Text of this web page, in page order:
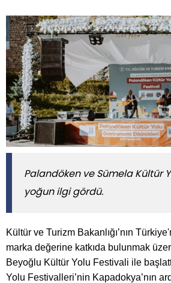
Palandöken ve Sümela Kültür
yoğun ilgi gördü.
Kültür ve Turizm Bakanlığı’nın
marka değerine katkıda bulunmak
Beyoğlu Kültür Yolu Festivali ile
Yolu Festivalleri’nin Kapadokya’nın